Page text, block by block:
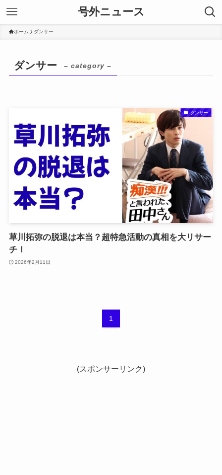
号外ニュース
ホーム ダンサー
ダンサー – category –
ダンサー
草川拓弥の脱退は本当？超特急活動の真相を大リサー
チ！
2026年2月11日
1
(スポンサーリンク)